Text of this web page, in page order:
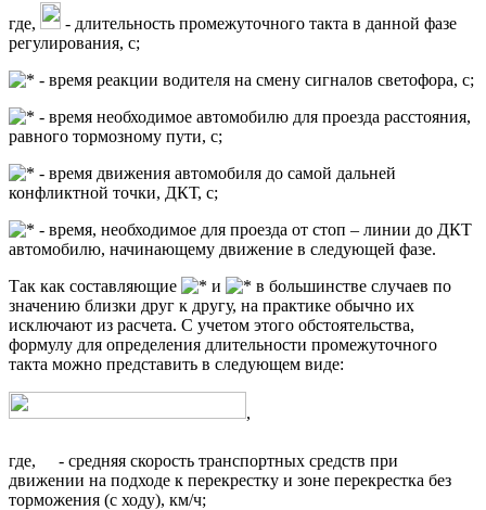
где,
- длительность промежуточного такта в данной фазе
регулирования, с;
- время реакции водителя на смену сигналов светофора, с;
- время необходимое автомобилю для проезда расстояния,
равного тормозному пути, с;
- время движения автомобиля до самой дальней
конфликтной точки, ДКТ, с;
- время, необходимое для проезда от стоп – линии до ДКТ
автомобилю, начинающему движение в следующей фазе.
Так как составляющие
и
в большинстве случаев по
значению близки друг к другу, на практике обычно их
исключают из расчета. С учетом этого обстоятельства,
формулу для определения длительности промежуточного
такта можно представить в следующем виде:
,
где,
- средняя скорость транспортных средств при
движении на подходе к перекрестку и зоне перекрестка без
торможения (с ходу), км/ч;